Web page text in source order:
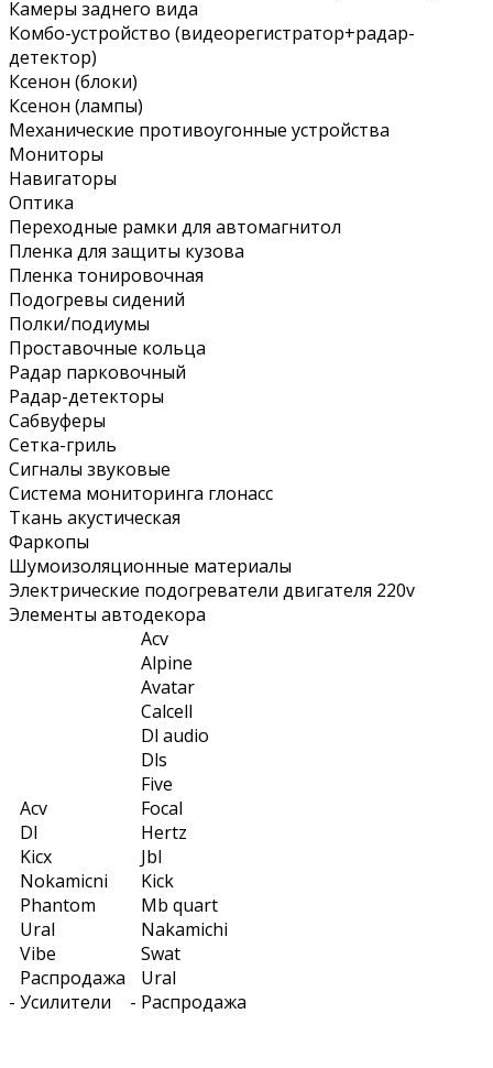
Камеры заднего вида
Комбо-устройство (видеорегистратор+радар-
детектор)
Ксенон (блоки)
Ксенон (лампы)
Механические противоугонные устройства
Мониторы
Навигаторы
Оптика
Переходные рамки для автомагнитол
Пленка для защиты кузова
Пленка тонировочная
Подогревы сидений
Полки/подиумы
Проставочные кольца
Радар парковочный
Радар-детекторы
Сабвуферы
Сетка-гриль
Сигналы звуковые
Система мониторинга глонасс
Ткань акустическая
Фаркопы
Шумоизоляционные материалы
Электрические подогреватели двигателя 220v
Элементы автодекора
-
Acv
Dl
Kicx
Nokamicni
Phantom
Ural
Vibe
Распродажа
Усилители
-
Acv
Alpine
Avatar
Calcell
Dl audio
Dls
Five
Focal
Hertz
Jbl
Kick
Mb quart
Nakamichi
Swat
Ural
Распродажа